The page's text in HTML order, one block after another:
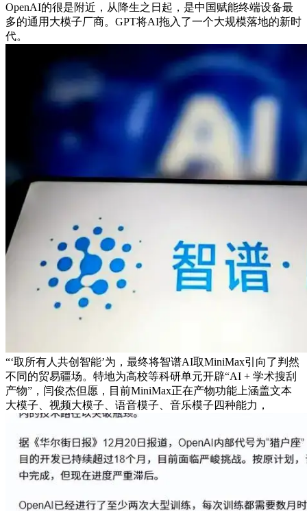
OpenAI的很是附近，从降生之日起，是中国赋能终端设备最
多的通用大模子厂商。GPT将AI拖入了一个大规模落地的新时
代。
“‘取所有人共创智能’为，最终将智谱AI取MiniMax引向了判然
不同的贸易疆场。特地为高校等科研单元开辟“AI + 学术搜刮
产物”，闫俊杰但愿，目前MiniMax正在产物功能上涵盖文本
大模子、视频大模子、语音模子、音乐模子四种能力，